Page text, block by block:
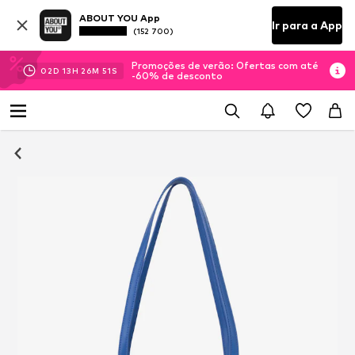
ABOUT YOU App
(152 700) Ir para a App
02D 13H 26M 51 S
Promoções de verão: Ofertas com até
-60% de desconto